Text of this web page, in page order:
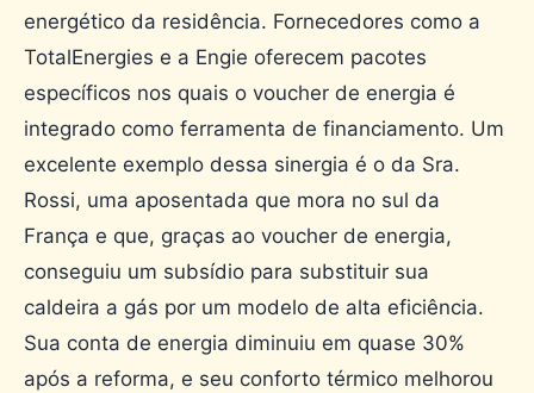
energético da residência. Fornecedores como a
TotalEnergies e a Engie oferecem pacotes
específicos nos quais o voucher de energia é
integrado como ferramenta de financiamento. Um
excelente exemplo dessa sinergia é o da Sra.
Rossi, uma aposentada que mora no sul da
França e que, graças ao voucher de energia,
conseguiu um subsídio para substituir sua
caldeira a gás por um modelo de alta eficiência.
Sua conta de energia diminuiu em quase 30%
após a reforma, e seu conforto térmico melhorou